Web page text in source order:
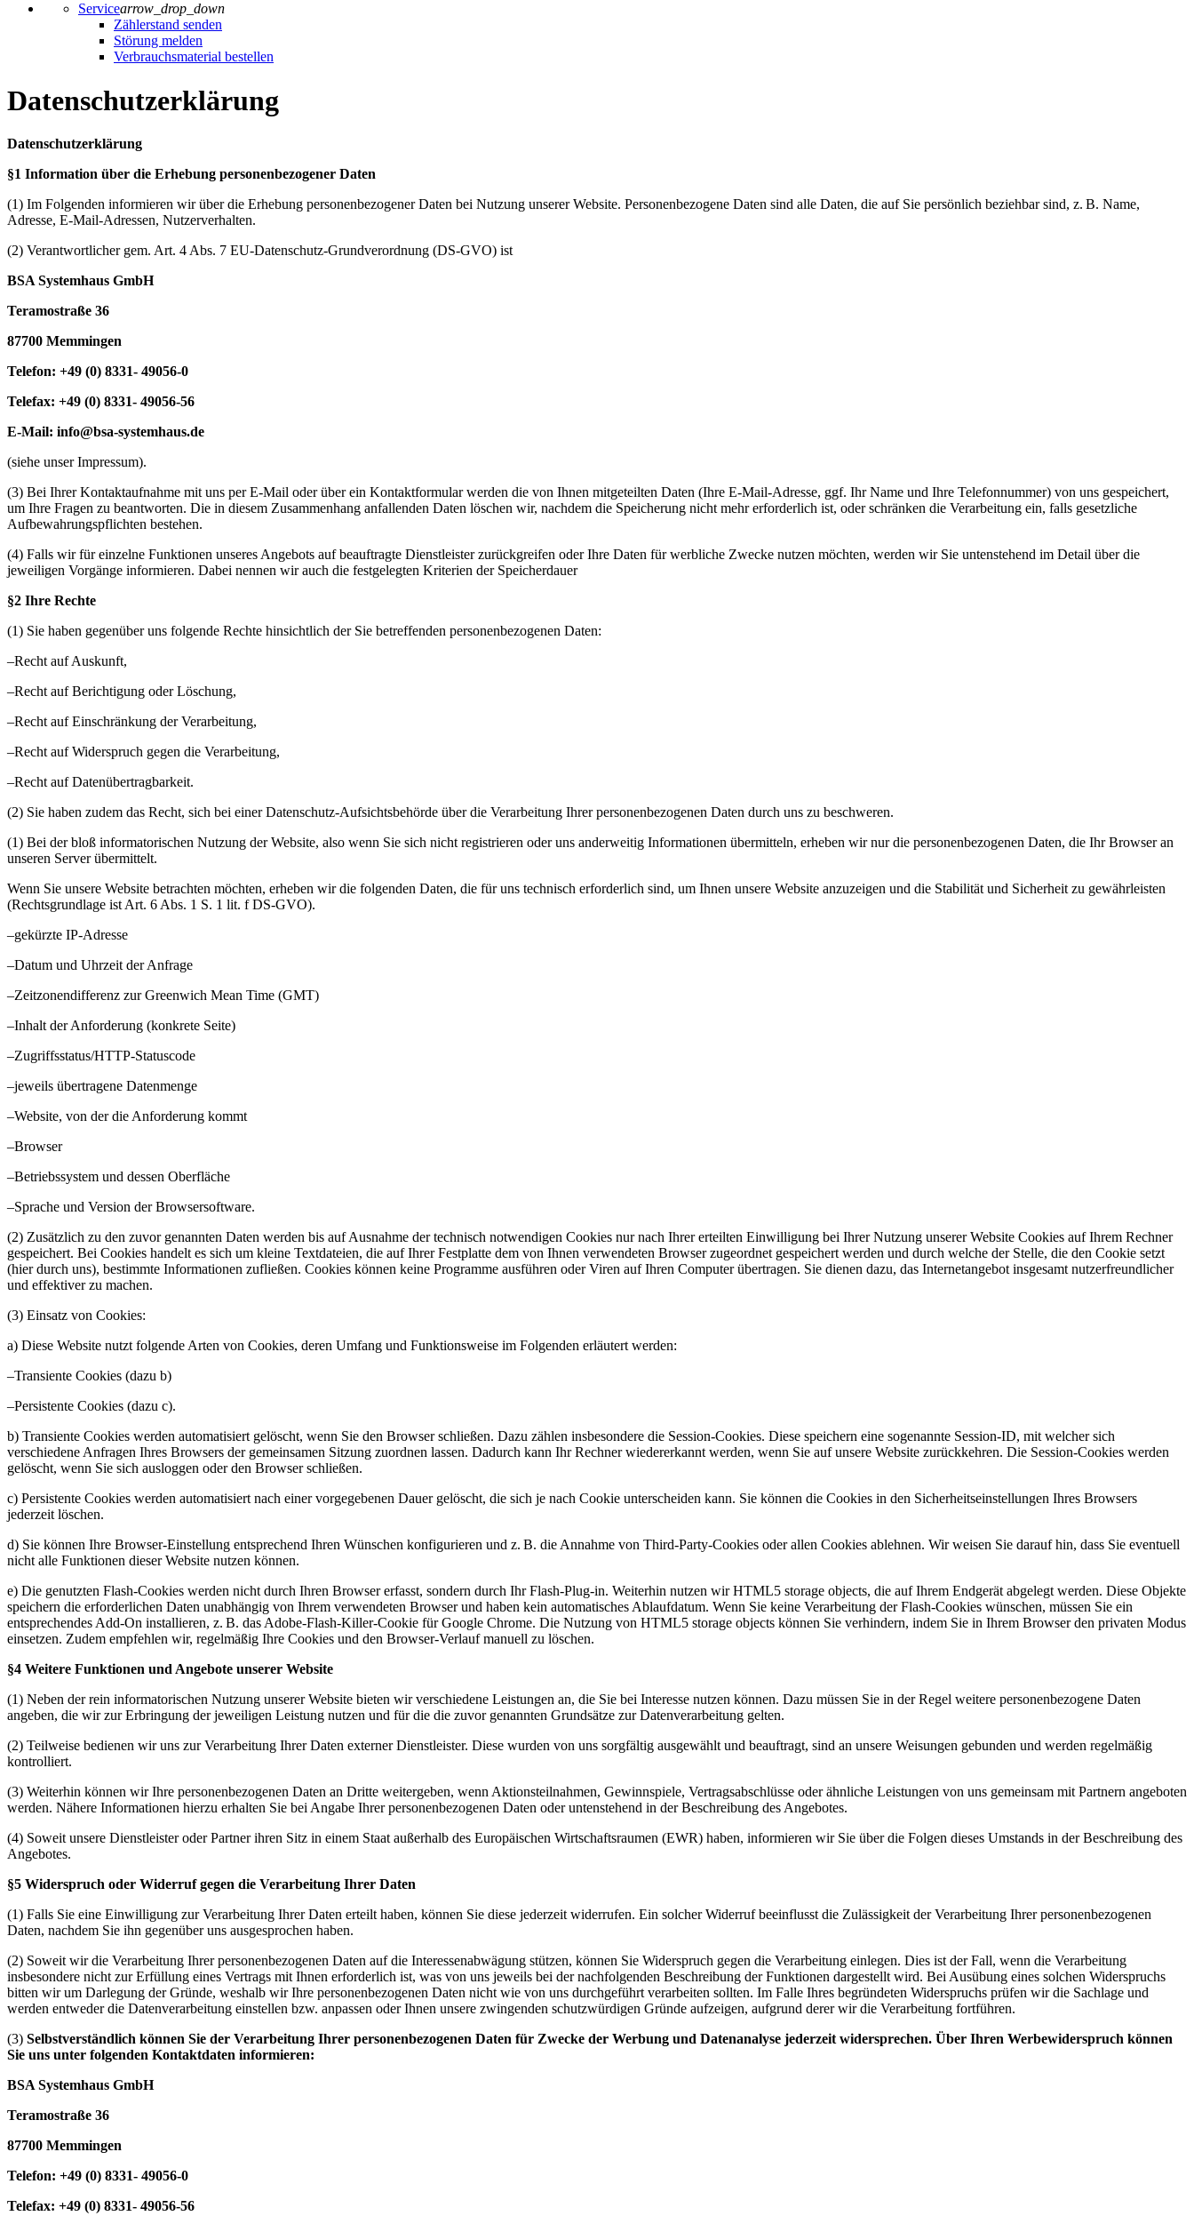
Servicearrow_drop_down
Zählerstand senden
Störung melden
Verbrauchsmaterial bestellen
Datenschutzerklärung
Datenschutzerklärung
§1 Information über die Erhebung personenbezogener Daten
(1) Im Folgenden informieren wir über die Erhebung personenbezogener Daten bei Nutzung unserer Website. Personenbezogene Daten sind alle Daten, die auf Sie persönlich beziehbar sind, z. B. Name,
Adresse, E-Mail-Adressen, Nutzerverhalten.
(2) Verantwortlicher gem. Art. 4 Abs. 7 EU-Datenschutz-Grundverordnung (DS-GVO) ist
BSA Systemhaus GmbH
Teramostraße 36
87700 Memmingen
Telefon: +49 (0) 8331- 49056-0
Telefax: +49 (0) 8331- 49056-56
E-Mail: info@bsa-systemhaus.de
(siehe unser Impressum).
(3) Bei Ihrer Kontaktaufnahme mit uns per E-Mail oder über ein Kontaktformular werden die von Ihnen mitgeteilten Daten (Ihre E-Mail-Adresse, ggf. Ihr Name und Ihre Telefonnummer) von uns gespeichert,
um Ihre Fragen zu beantworten. Die in diesem Zusammenhang anfallenden Daten löschen wir, nachdem die Speicherung nicht mehr erforderlich ist, oder schränken die Verarbeitung ein, falls gesetzliche
Aufbewahrungspflichten bestehen.
(4) Falls wir für einzelne Funktionen unseres Angebots auf beauftragte Dienstleister zurückgreifen oder Ihre Daten für werbliche Zwecke nutzen möchten, werden wir Sie untenstehend im Detail über die
jeweiligen Vorgänge informieren. Dabei nennen wir auch die festgelegten Kriterien der Speicherdauer
§2 Ihre Rechte
(1) Sie haben gegenüber uns folgende Rechte hinsichtlich der Sie betreffenden personenbezogenen Daten:
–Recht auf Auskunft,
–Recht auf Berichtigung oder Löschung,
–Recht auf Einschränkung der Verarbeitung,
–Recht auf Widerspruch gegen die Verarbeitung,
–Recht auf Datenübertragbarkeit.
(2) Sie haben zudem das Recht, sich bei einer Datenschutz-Aufsichtsbehörde über die Verarbeitung Ihrer personenbezogenen Daten durch uns zu beschweren.
(1) Bei der bloß informatorischen Nutzung der Website, also wenn Sie sich nicht registrieren oder uns anderweitig Informationen übermitteln, erheben wir nur die personenbezogenen Daten, die Ihr Browser an
unseren Server übermittelt.
Wenn Sie unsere Website betrachten möchten, erheben wir die folgenden Daten, die für uns technisch erforderlich sind, um Ihnen unsere Website anzuzeigen und die Stabilität und Sicherheit zu gewährleisten
(Rechtsgrundlage ist Art. 6 Abs. 1 S. 1 lit. f DS-GVO).
–gekürzte IP-Adresse
–Datum und Uhrzeit der Anfrage
–Zeitzonendifferenz zur Greenwich Mean Time (GMT)
–Inhalt der Anforderung (konkrete Seite)
–Zugriffsstatus/HTTP-Statuscode
–jeweils übertragene Datenmenge
–Website, von der die Anforderung kommt
–Browser
–Betriebssystem und dessen Oberfläche
–Sprache und Version der Browsersoftware.
(2) Zusätzlich zu den zuvor genannten Daten werden bis auf Ausnahme der technisch notwendigen Cookies nur nach Ihrer erteilten Einwilligung bei Ihrer Nutzung unserer Website Cookies auf Ihrem Rechner
gespeichert. Bei Cookies handelt es sich um kleine Textdateien, die auf Ihrer Festplatte dem von Ihnen verwendeten Browser zugeordnet gespeichert werden und durch welche der Stelle, die den Cookie setzt
(hier durch uns), bestimmte Informationen zufließen. Cookies können keine Programme ausführen oder Viren auf Ihren Computer übertragen. Sie dienen dazu, das Internetangebot insgesamt nutzerfreundlicher
und effektiver zu machen.
(3) Einsatz von Cookies:
a) Diese Website nutzt folgende Arten von Cookies, deren Umfang und Funktionsweise im Folgenden erläutert werden:
–Transiente Cookies (dazu b)
–Persistente Cookies (dazu c).
b) Transiente Cookies werden automatisiert gelöscht, wenn Sie den Browser schließen. Dazu zählen insbesondere die Session-Cookies. Diese speichern eine sogenannte Session-ID, mit welcher sich
verschiedene Anfragen Ihres Browsers der gemeinsamen Sitzung zuordnen lassen. Dadurch kann Ihr Rechner wiedererkannt werden, wenn Sie auf unsere Website zurückkehren. Die Session-Cookies werden
gelöscht, wenn Sie sich ausloggen oder den Browser schließen.
c) Persistente Cookies werden automatisiert nach einer vorgegebenen Dauer gelöscht, die sich je nach Cookie unterscheiden kann. Sie können die Cookies in den Sicherheitseinstellungen Ihres Browsers
jederzeit löschen.
d) Sie können Ihre Browser-Einstellung entsprechend Ihren Wünschen konfigurieren und z. B. die Annahme von Third-Party-Cookies oder allen Cookies ablehnen. Wir weisen Sie darauf hin, dass Sie eventuell
nicht alle Funktionen dieser Website nutzen können.
e) Die genutzten Flash-Cookies werden nicht durch Ihren Browser erfasst, sondern durch Ihr Flash-Plug-in. Weiterhin nutzen wir HTML5 storage objects, die auf Ihrem Endgerät abgelegt werden. Diese Objekte
speichern die erforderlichen Daten unabhängig von Ihrem verwendeten Browser und haben kein automatisches Ablaufdatum. Wenn Sie keine Verarbeitung der Flash-Cookies wünschen, müssen Sie ein
entsprechendes Add-On installieren, z. B. das Adobe-Flash-Killer-Cookie für Google Chrome. Die Nutzung von HTML5 storage objects können Sie verhindern, indem Sie in Ihrem Browser den privaten Modus
einsetzen. Zudem empfehlen wir, regelmäßig Ihre Cookies und den Browser-Verlauf manuell zu löschen.
§4 Weitere Funktionen und Angebote unserer Website
(1) Neben der rein informatorischen Nutzung unserer Website bieten wir verschiedene Leistungen an, die Sie bei Interesse nutzen können. Dazu müssen Sie in der Regel weitere personenbezogene Daten
angeben, die wir zur Erbringung der jeweiligen Leistung nutzen und für die die zuvor genannten Grundsätze zur Datenverarbeitung gelten.
(2) Teilweise bedienen wir uns zur Verarbeitung Ihrer Daten externer Dienstleister. Diese wurden von uns sorgfältig ausgewählt und beauftragt, sind an unsere Weisungen gebunden und werden regelmäßig
kontrolliert.
(3) Weiterhin können wir Ihre personenbezogenen Daten an Dritte weitergeben, wenn Aktionsteilnahmen, Gewinnspiele, Vertragsabschlüsse oder ähnliche Leistungen von uns gemeinsam mit Partnern angeboten
werden. Nähere Informationen hierzu erhalten Sie bei Angabe Ihrer personenbezogenen Daten oder untenstehend in der Beschreibung des Angebotes.
(4) Soweit unsere Dienstleister oder Partner ihren Sitz in einem Staat außerhalb des Europäischen Wirtschaftsraumen (EWR) haben, informieren wir Sie über die Folgen dieses Umstands in der Beschreibung des
Angebotes.
§5 Widerspruch oder Widerruf gegen die Verarbeitung Ihrer Daten
(1) Falls Sie eine Einwilligung zur Verarbeitung Ihrer Daten erteilt haben, können Sie diese jederzeit widerrufen. Ein solcher Widerruf beeinflusst die Zulässigkeit der Verarbeitung Ihrer personenbezogenen
Daten, nachdem Sie ihn gegenüber uns ausgesprochen haben.
(2) Soweit wir die Verarbeitung Ihrer personenbezogenen Daten auf die Interessenabwägung stützen, können Sie Widerspruch gegen die Verarbeitung einlegen. Dies ist der Fall, wenn die Verarbeitung
insbesondere nicht zur Erfüllung eines Vertrags mit Ihnen erforderlich ist, was von uns jeweils bei der nachfolgenden Beschreibung der Funktionen dargestellt wird. Bei Ausübung eines solchen Widerspruchs
bitten wir um Darlegung der Gründe, weshalb wir Ihre personenbezogenen Daten nicht wie von uns durchgeführt verarbeiten sollten. Im Falle Ihres begründeten Widerspruchs prüfen wir die Sachlage und
werden entweder die Datenverarbeitung einstellen bzw. anpassen oder Ihnen unsere zwingenden schutzwürdigen Gründe aufzeigen, aufgrund derer wir die Verarbeitung fortführen.
(3) Selbstverständlich können Sie der Verarbeitung Ihrer personenbezogenen Daten für Zwecke der Werbung und Datenanalyse jederzeit widersprechen. Über Ihren Werbewiderspruch können
Sie uns unter folgenden Kontaktdaten informieren:
BSA Systemhaus GmbH
Teramostraße 36
87700 Memmingen
Telefon: +49 (0) 8331- 49056-0
Telefax: +49 (0) 8331- 49056-56